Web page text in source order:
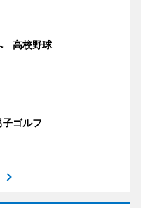
高校野球
ゴルフ